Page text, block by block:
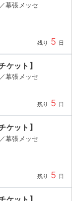
幕張メッセ
残り 5 日
ット】
幕張メッセ
残り 5 日
ット】
幕張メッセ
残り 5 日